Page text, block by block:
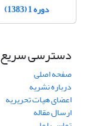
دوره 1 (1383)
دسترسی سریع
صفحه اصلی
درباره نشریه
اعضای هیات تحریریه
ارسال مقاله